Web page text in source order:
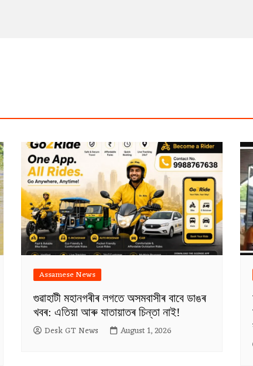
Assamese News
গুৱাহাটী মহানগৰীৰ লগতে অসমবাসীৰ বাবে ডাঙৰ
খবৰ: এতিয়া আৰু যাতায়াতৰ চিন্তা নাই!
Desk GT News August 1, 2026